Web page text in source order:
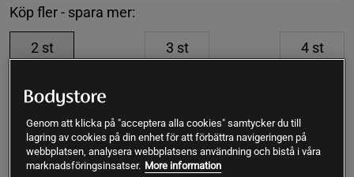
Köp fler - spara mer:
2 st
30 kr
3 st
43 kr
4st
54 kr
Minsta antal per köp: 2 st
Lägg i varukorgen
Genom att klicka på "acceptera alla cookies" samtycker du till
lagring av cookies på din enhet för att förbättra navigeringen på
webbplatsen, analysera webbplatsens användning och bistå i våra
marknadsföringsinsatser. More information